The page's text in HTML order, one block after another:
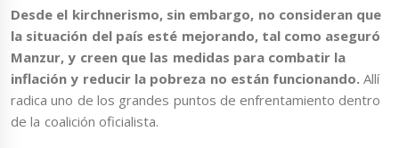
Desde el kirchnerismo, sin embargo, no consideran que
la situación del país esté mejorando, tal como aseguró
Manzur, y creen que las medidas para combatir la
inflación y reducir la pobreza no están funcionando. Allí
radica uno de los grandes puntos de enfrentamiento dentro
de la coalición oficialista.